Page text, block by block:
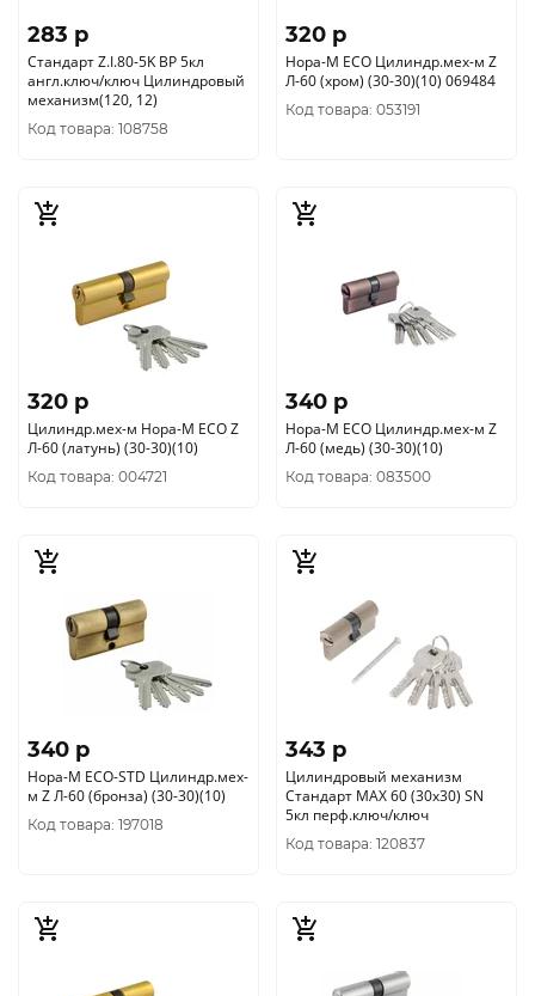
283 p
Стандарт Z.I.80-5K BP 5кл
англ.ключ/ключ Цилиндровый
механизм(120, 12)
Код товара: 108758
320 p
Нора-М ЕСО Цилиндр.мех-м Z
Л-60 (хром) (30-30)(10) 069484
Код товара: 053191
320 p
Цилиндр.мех-м Нора-М ЕСО Z
Л-60 (латунь) (30-30)(10)
Код товара: 004721
340 p
Нора-М ЕСО Цилиндр.мех-м Z
Л-60 (медь) (30-30)(10)
Код товара: 083500
340 p
Нора-М ЕСО-STD Цилиндр.мех-
м Z Л-60 (бронза) (30-30)(10)
Код товара: 197018
343 p
Цилиндровый механизм
Стандарт MAX 60 (30х30) SN
5кл перф.ключ/ключ
Код товара: 120837